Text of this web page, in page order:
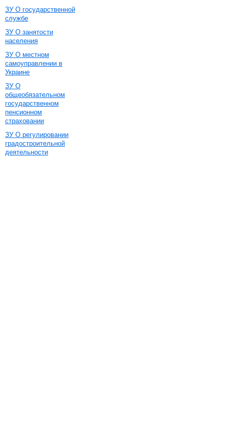
ЗУ О государственной
службе
ЗУ О занятости
населения
ЗУ О местном
самоуправлении в
Украине
ЗУ О
общеобязательном
государственном
пенсионном
страховании
ЗУ О регулировании
градостроительной
деятельности